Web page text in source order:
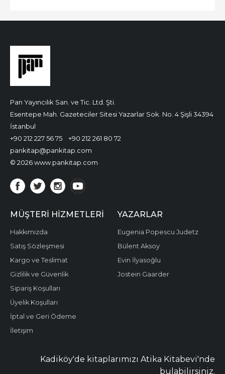
Pan Yayıncılık San. ve Tic. Ltd. Şti.
Esentepe Mah. Gazeteciler Sitesi Yazarlar Sok. No. 4 Şişli 34394
İstanbul
+90 212 227 56 75
+90 212 261 80 72
pankitap@pankitap.com
© 2026 www.pankitap.com
MÜŞTERI HIZMETLERI
Hakkımızda
Satış Sözleşmesi
Kargo ve Teslimat
Gizlilik ve Güvenlik
Sipariş Koşulları
Üyelik Koşulları
İptal ve Geri Ödeme
İletişim
YAZARLAR
Eugenia Popescu Judetz
Bülent Aksoy
Evin İlyasoğlu
Jostein Gaarder
Kadiköy'de kitaplarımızı Atika Kitabevi'nde
bulabilirsiniz.